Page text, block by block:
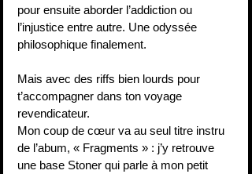
pour ensuite aborder l’addiction ou
l’injustice entre autre. Une odyssée
philosophique finalement.
Mais avec des riffs bien lourds pour
t’accompagner dans ton voyage
revendicateur.
Mon coup de cœur va au seul titre instru
de l’abum, « Fragments » : j’y retrouve
une base Stoner qui parle à mon petit